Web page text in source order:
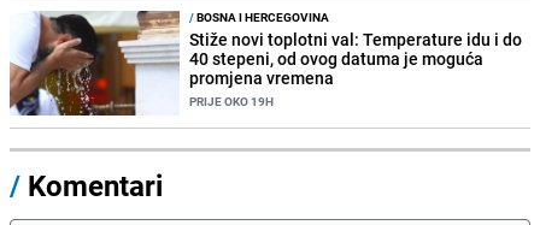
/BOSNA I HERCEGOVINA
Stiže novi toplotni val: Temperature idu i do
40 stepeni, od ovog datuma je moguća
promjena vremena
PRIJE OKO 19H
/ Komentari